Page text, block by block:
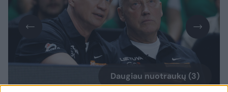
Daugiau nuotraukų (3)